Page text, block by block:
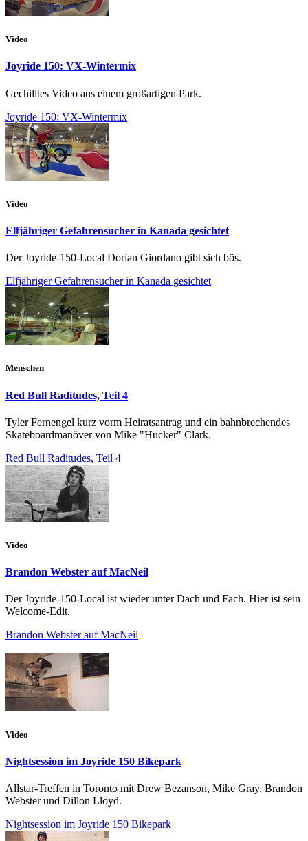
Video
Joyride 150: VX-Wintermix
Gechilltes Video aus einem großartigen Park.
Joyride 150: VX-Wintermix
Video
Elfjähriger Gefahrensucher in Kanada gesichtet
Der Joyride-150-Local Dorian Giordano gibt sich bös.
Elfjähriger Gefahrensucher in Kanada gesichtet
Menschen
Red Bull Raditudes, Teil 4
Tyler Fernengel kurz vorm Heiratsantrag und ein bahnbrechendes
Skateboardmanöver von Mike "Hucker" Clark.
Red Bull Raditudes, Teil 4
Video
Brandon Webster auf MacNeil
Der Joyride-150-Local ist wieder unter Dach und Fach. Hier ist sein
Welcome-Edit.
Brandon Webster auf MacNeil
Video
Nightsession im Joyride 150 Bikepark
Allstar-Treffen in Toronto mit Drew Bezanson, Mike Gray, Brandon
Webster und Dillon Lloyd.
Nightsession im Joyride 150 Bikepark